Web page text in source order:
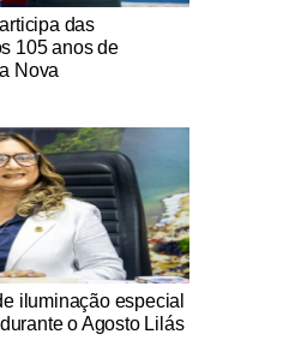
das
105 anos de
Nova
iluminação especial
o Agosto Lilás